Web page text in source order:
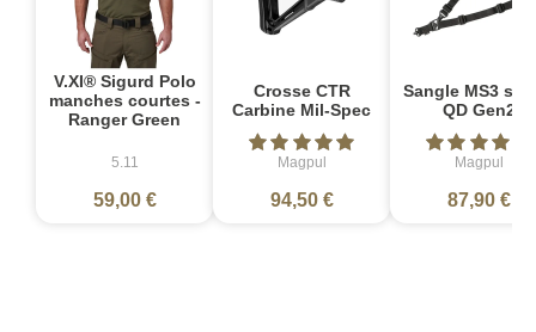
V.XI® Sigurd Polo
manches courtes -
Ranger Green
5.11
59,00 €
Crosse CTR
Carbine Mil-Spec
Magpul
94,50 €
Sangle MS3
QD Gen2
Magpul
87,90 €